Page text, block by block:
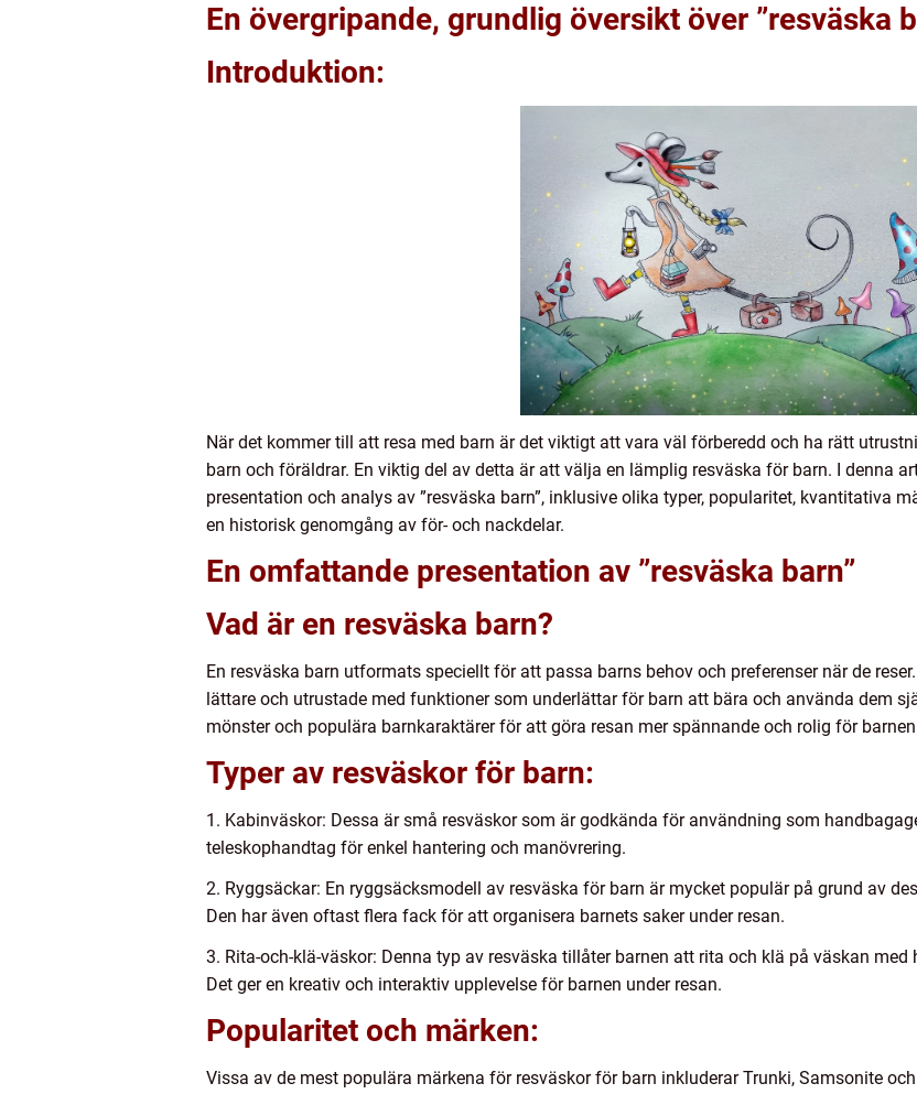
En övergripande, grundlig översikt över ”resväska
Introduktion:
När det kommer till att resa med barn är det viktigt att vara väl förberedd och ha rätt
barn och föräldrar. En viktig del av detta är att välja en lämplig resväska för barn. I denna
presentation och analys av ”resväska barn”, inklusive olika typer, popularitet, kvantitativa
en historisk genomgång av för- och nackdelar.
En omfattande presentation av ”resväska barn”
Vad är en resväska barn?
En resväska barn utformats speciellt för att passa barns behov och preferenser när de
lättare och utrustade med funktioner som underlättar för barn att bära och använda dem
mönster och populära barnkaraktärer för att göra resan mer spännande och rolig för
Typer av resväskor för barn:
1. Kabinväskor: Dessa är små resväskor som är godkända för användning som
teleskophandtag för enkel hantering och manövrering.
2. Ryggsäckar: En ryggsäcksmodell av resväska för barn är mycket populär på grund av
Den har även oftast flera fack för att organisera barnets saker under resan.
3. Rita-och-klä-väskor: Denna typ av resväska tillåter barnen att rita och klä på väskan
Det ger en kreativ och interaktiv upplevelse för barnen under resan.
Popularitet och märken:
Vissa av de mest populära märkena för resväskor för barn inkluderar Trunki, Samsonite